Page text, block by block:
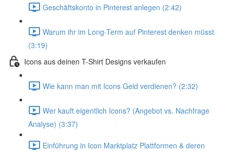
Geschäftskonto in Pinterest anlegen (2:42)
Warum ihr im Long-Term auf Pinterest denken müsst
(3:19)
Icons aus deinen T-Shirt Designs verkaufen
Wie kann man mit Icons Geld verdienen? (2:32)
Wer kauft eigentlich Icons? (Angebot vs. Nachfrage
Analyse) (3:37)
Einführung in Icon Marktplatz Plattformen & deren